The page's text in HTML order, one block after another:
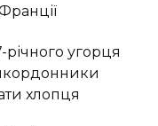
річного угорця
хлопця